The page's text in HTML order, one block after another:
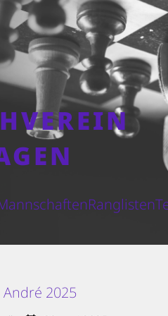
Ranglisten
André 2025